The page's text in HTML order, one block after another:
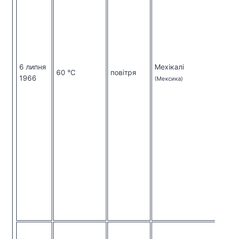
6 липня
1966
60 °C повітря
Мехікалі
(Мексика)